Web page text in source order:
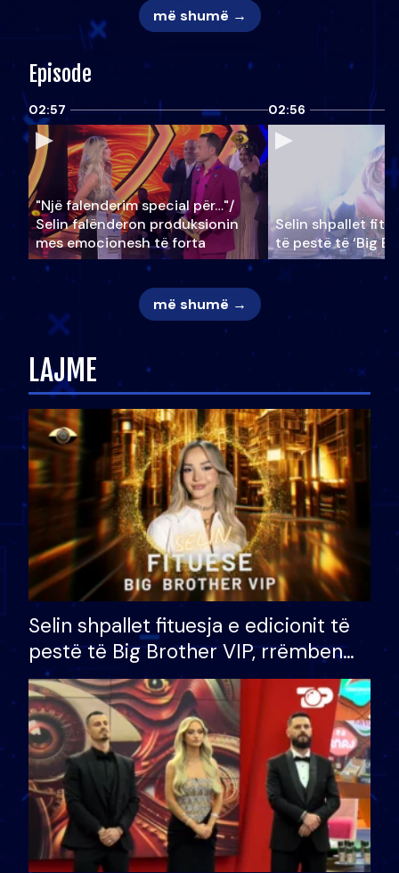
më shumë →
Episode
02:57
"Një falenderim special për…"/
Selin falënderon produksionin
mes emocionesh të forta
02:56
Selin shpallet
të pestë të ‘Big
më shumë →
LAJME
Selin shpallet fituesja e edicionit të
pestë të Big Brother VIP, rrëmben
çmimin e madh prej 100 mijë eurosh